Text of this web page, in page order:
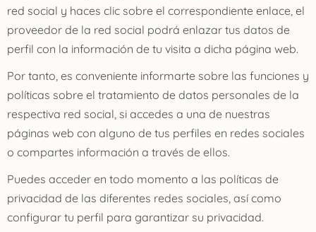
red social y haces clic sobre el correspondiente enlace, el
proveedor de la red social podrá enlazar tus datos de
perfil con la información de tu visita a dicha página web.
Por tanto, es conveniente informarte sobre las funciones y
políticas sobre el tratamiento de datos personales de la
respectiva red social, si accedes a una de nuestras
páginas web con alguno de tus perfiles en redes sociales
o compartes información a través de ellos.
Puedes acceder en todo momento a las políticas de
privacidad de las diferentes redes sociales, así como
configurar tu perfil para garantizar su privacidad.